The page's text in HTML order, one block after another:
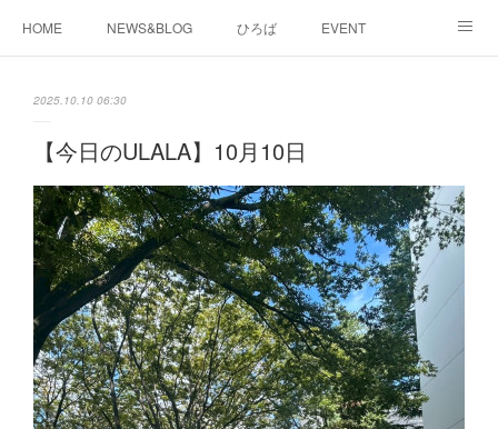
HOME NEWS&BLOG ひろば EVENT
2025.10.10 06:30
【今日のULALA】10月10日